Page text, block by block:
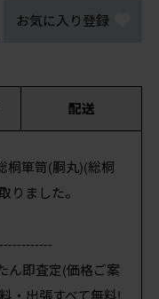
お気に入り登録
配送
箪笥(胴丸)(総桐
りました。
ん即査定(価格ご案
・出張すべて無料!